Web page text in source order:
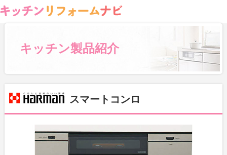
キッチン製品紹介
スマートコンロ